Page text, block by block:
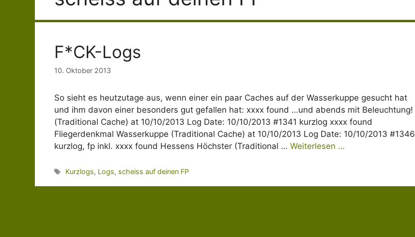
F*CK-Logs
10. Oktober 2013
So sieht es heutzutage aus, wenn einer ein paar Caches auf der Wasserkuppe gesucht hat
und ihm davon einer besonders gut gefallen hat: xxxx found …und abends mit Beleuchtung!
(Traditional Cache) at 10/10/2013 Log Date: 10/10/2013 #1341 kurzlog xxxx found
Fliegerdenkmal Wasserkuppe (Traditional Cache) at 10/10/2013 Log Date: 10/10/2013 #1346
kurzlog, fp inkl. xxxx found Hessens Höchster (Traditional … Weiterlesen …
Schlagwörter
Kurzlogs, Logs, scheiss auf deinen FP